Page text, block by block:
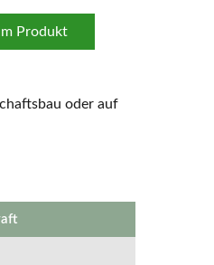
Produkt
oder auf